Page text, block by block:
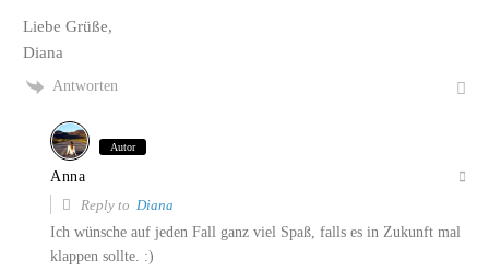
Liebe Grüße,
Diana
Antworten
Autor
Anna
Reply to Diana
Ich wünsche auf jeden Fall ganz viel Spaß, falls es in Zukunft mal
klappen sollte. :)